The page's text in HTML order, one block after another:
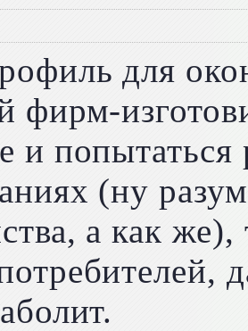
для
фирм-
и
(ну
а как